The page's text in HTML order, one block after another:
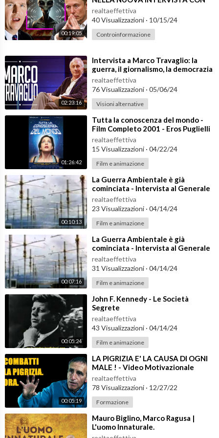
🔵 Sfoglia con Mauro Biglino il nuovo libro GLI DÈI DELLA BIB
BIA:https://www.maurobiglino.com/gli-dei-della-bibbia/
🔵 Enjoy Mauro's new book "Gods of The Bible":
aurobiglino.com/en/gods-of-the-bible/
00:19:05
TUCKER CARLSON
realtaeffettiva
40 Visualizzazioni · 10/15/24
Controinformazione
02:23:16
⁣Intervista a Marco Travaglio: la
guerra, il giornalismo, la democrazia
realtaeffettiva
76 Visualizzazioni · 05/06/24
Visioni alternative
01:26:42
⁣Tutta la conoscenza del mondo -
Film Completo 2001 - Eros Puglielli
realtaeffettiva
15 Visualizzazioni · 04/22/24
Film e animazione
00:10:13
⁣La Guerra Ambientale è già
cominciata - Intervista al Generale
Fabio Mini (1 di 2)
realtaeffettiva
23 Visualizzazioni · 04/14/24
Film e animazione
00:07:16
⁣La Guerra Ambientale è già
cominciata - Intervista al Generale
Fabio Mini (2 di 2)
realtaeffettiva
31 Visualizzazioni · 04/14/24
Film e animazione
00:05:24
⁣John F. Kennedy - Le Società
Segrete
realtaeffettiva
43 Visualizzazioni · 04/14/24
Film e animazione
00:05:19
⁣LA PIGRIZIA E' LA CAUSA DI OGNI
MALE ! - Video Motivazionale
Italiano - Voce di Mauro Scardovel
realtaeffettiva
78 Visualizzazioni · 12/27/22
Formazione
⁣Mauro Biglino, Marco Ragusa |
L'uomo Innaturale.